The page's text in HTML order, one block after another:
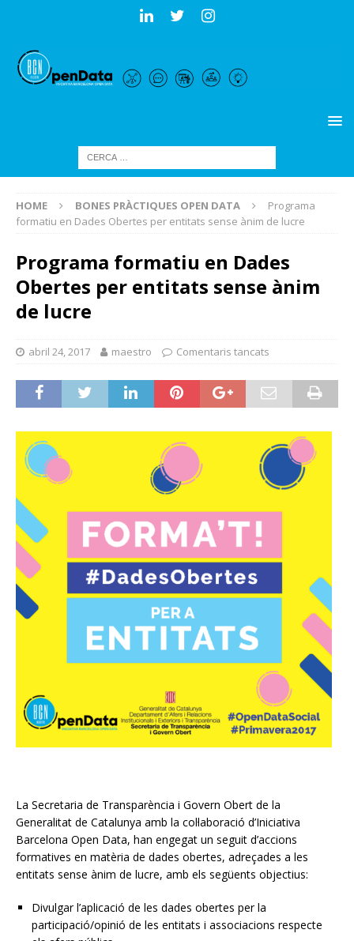
HOME BONES PRÀCTIQUES OPEN DATA
Programa
formatiu en Dades Obertes per entitats sense ànim de lucre
Programa formatiu en Dades
Obertes per entitats sense ànim
de lucre
abril 24, 2017 maestro Comentaris tancats
La Secretaria de Transparència i Govern Obert de la
Generalitat de Catalunya amb la col·laboració d’Iniciativa
Barcelona Open Data, han engegat un seguit d’accions
formatives en matèria de dades obertes, adreçades a les
entitats sense ànim de lucre, amb els següents objectius:
Divulgar l’aplicació de les dades obertes per la
participació/opinió de les entitats i associacions respecte